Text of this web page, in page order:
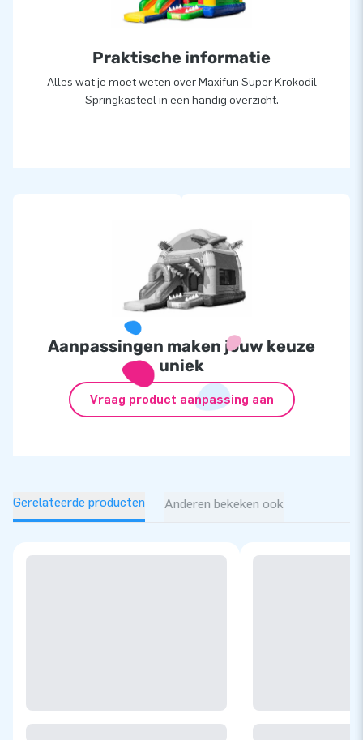
Praktische informatie
Alles wat je moet weten over Maxifun Super Krokodil
Springkasteel in een handig overzicht.
Aanpassingen maken jouw keuze
uniek
Vraag product aanpassing aan
Gerelateerde producten Anderen bekeken ook